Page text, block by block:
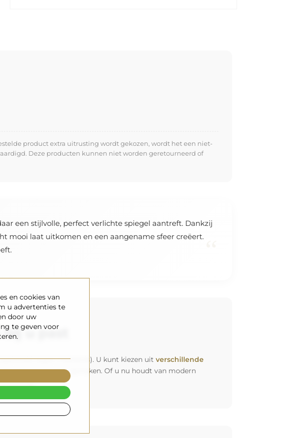
product extra uitrusting wordt gekozen, wordt het een niet-
Deze producten kunnen niet worden geretourneerd of
een stijlvolle, perfect verlichte spiegel aantreft. Dankzij
mooi laat uitkomen en een aangename sfeer creëert.
u past
tegen meerprijs). U kunt kiezen uit verschillende
ideaal voor het opmaken. Of u nu houdt van modern
.
en cookies van
u advertenties te
door uw
te geven voor